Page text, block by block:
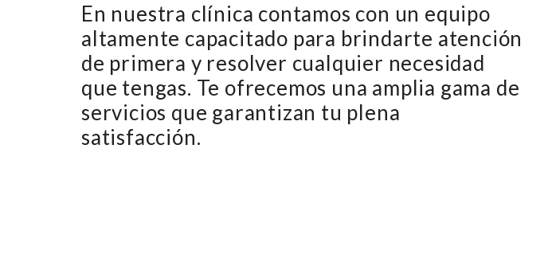
En nuestra clínica contamos con un equipo
altamente capacitado para brindarte atención
de primera y resolver cualquier necesidad
que tengas. Te ofrecemos una amplia gama de
servicios que garantizan tu plena
satisfacción.